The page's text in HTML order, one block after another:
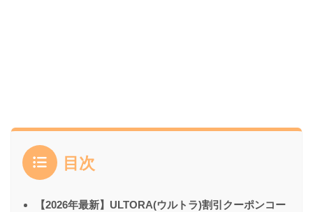
目次
【2026年最新】ULTORA(ウルトラ)割引クーポンコー